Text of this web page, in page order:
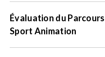
Évaluation du Parcours
Sport Animation